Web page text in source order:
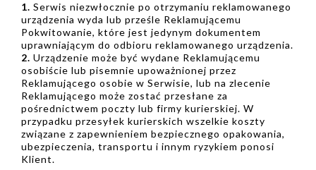
1. Serwis niezwłocznie po otrzymaniu reklamowanego
urządzenia wyda lub prześle Reklamującemu
Pokwitowanie, które jest jedynym dokumentem
uprawniającym do odbioru reklamowanego urządzenia.
2. Urządzenie może być wydane Reklamującemu
osobiście lub pisemnie upoważnionej przez
Reklamującego osobie w Serwisie, lub na zlecenie
Reklamującego może zostać przesłane za
pośrednictwem poczty lub firmy kurierskiej. W
przypadku przesyłek kurierskich wszelkie koszty
związane z zapewnieniem bezpiecznego opakowania,
ubezpieczenia, transportu i innym ryzykiem ponosi
Klient.